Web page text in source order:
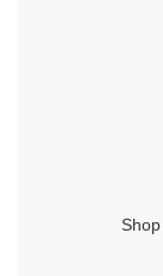
Shop